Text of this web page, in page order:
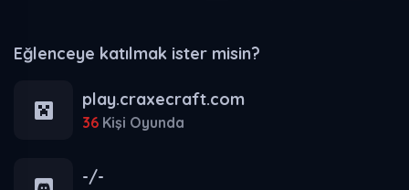
Eğlenceye katılmak ister misin?
play.craxecraft.com
36 Kişi Oyunda
-/-